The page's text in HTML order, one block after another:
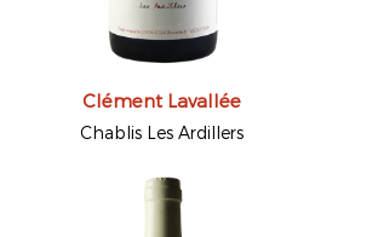
Clément Lavallée
Chablis Les Ardillers